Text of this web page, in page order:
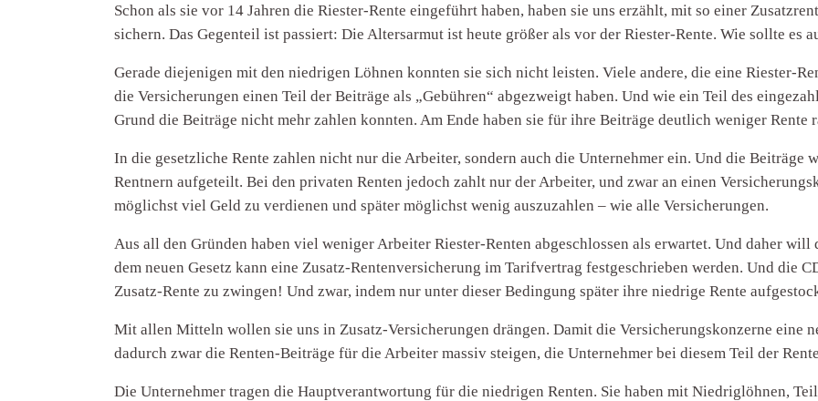
Schon als sie vor 14 Jahren die Riester-Rente eingeführt haben, haben sie uns erzählt, mit so einer
sichern. Das Gegenteil ist passiert: Die Altersarmut ist heute größer als vor der Riester-Rente. Wie sollte es
Gerade diejenigen mit den niedrigen Löhnen konnten sie sich nicht leisten. Viele andere, die eine Riester-
die Versicherungen einen Teil der Beiträge als „Gebühren“ abgezweigt haben. Und wie ein Teil des
Grund die Beiträge nicht mehr zahlen konnten. Am Ende haben sie für ihre Beiträge deutlich weniger Rente
In die gesetzliche Rente zahlen nicht nur die Arbeiter, sondern auch die Unternehmer ein. Und die Beiträge
Rentnern aufgeteilt. Bei den privaten Renten jedoch zahlt nur der Arbeiter, und zwar an einen
möglichst viel Geld zu verdienen und später möglichst wenig auszuzahlen – wie alle Versicherungen.
Aus all den Gründen haben viel weniger Arbeiter Riester-Renten abgeschlossen als erwartet. Und daher
dem neuen Gesetz kann eine Zusatz-Rentenversicherung im Tarifvertrag festgeschrieben werden. Und die
Zusatz-Rente zu zwingen! Und zwar, indem nur unter dieser Bedingung später ihre niedrige Rente
Mit allen Mitteln wollen sie uns in Zusatz-Versicherungen drängen. Damit die Versicherungskonzerne eine
dadurch zwar die Renten-Beiträge für die Arbeiter massiv steigen, die Unternehmer bei diesem Teil der
Die Unternehmer tragen die Hauptverantwortung für die niedrigen Renten. Sie haben mit Niedriglöhnen,